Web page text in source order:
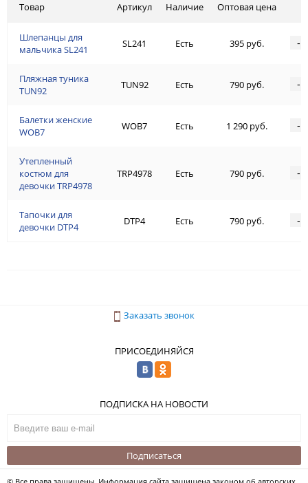
Товар
Шлепанцы для
мальчика SL241
Пляжная туника
TUN92
Балетки женские
WOB7
Утепленный
костюм для
девочки TRP4978
Тапочки для
девочки DTP4
Артикул Наличие Оптовая цена
SL241 Есть 395 руб. -
TUN92 Есть 790 руб. -
WOB7 Есть 1 290 руб. -
TRP4978 Есть 790 руб. -
DTP4 Есть 790 руб. -
Заказать звонок
ПРИСОЕДИНЯЙСЯ
ПОДПИСКА НА НОВОСТИ
Подписаться